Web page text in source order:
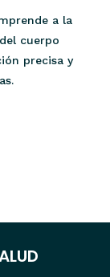
a la
cuerpo
precisa y